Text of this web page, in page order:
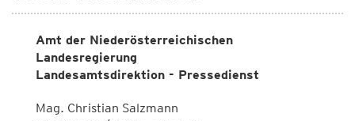
Amt der Niederösterreichischen
Landesregierung
Landesamtsdirektion - Pressedienst
Mag. Christian Salzmann